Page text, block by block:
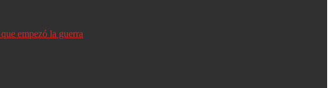
empezó la guerra